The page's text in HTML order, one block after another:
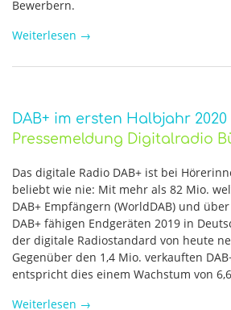
Bewerbern.
Weiterlesen →
DAB+ im ersten Halbjahr 2020
Pressemeldung Digitalradio
Das digitale Radio DAB+ ist bei
beliebt wie nie: Mit mehr als 82 Mio.
DAB+ Empfängern (WorldDAB) und
DAB+ fähigen Endgeräten 2019 in
der digitale Radiostandard von heute
Gegenüber den 1,4 Mio. verkauften
entspricht dies einem Wachstum von
Weiterlesen →